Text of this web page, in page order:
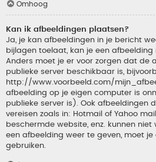
Omhoog
Kan ik afbeeldingen plaatsen?
Ja, je kan afbeeldingen in je bericht
bijlagen toelaat, kan je een afbeelding
Anders moet je er voor zorgen dat de
publieke server beschikbaar is,
http://www.voorbeeld.com/
afbeelding op je eigen computer is
publieke server is). Ook afbeeldingen
vereisen zoals in: Hotmail of Yahoo
beschermde website, enz. kunnen
een afbeelding weer te geven, moet je
gebruiken.